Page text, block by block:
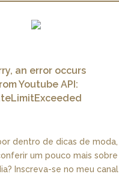
an error occurs
Youtube API:
dentro de dicas de moda,
um pouco mais sobre
Inscreva-se no meu canal